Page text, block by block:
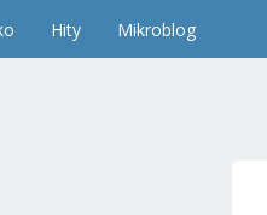
Hity Mikroblog